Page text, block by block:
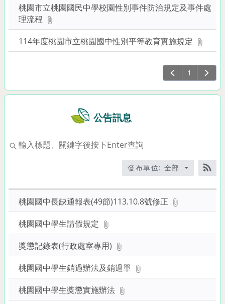
後
下
桃園市立桃園國民中學校園性別事件防治規定及事件處
理流程
114年度桃園市立桃園國中性別平等教育實施規定
1
公告訊息
輸
入
關
字
按
Enter
詢
發布單位: 全部
RSS
桃園國中長缺通報表(49節)113.10.8號修正
桃園國中學生請假規定
獎懲記錄表(行政處室專用)
桃園國中學生銷過辦法及銷過單
桃園國中學生獎懲實施辦法